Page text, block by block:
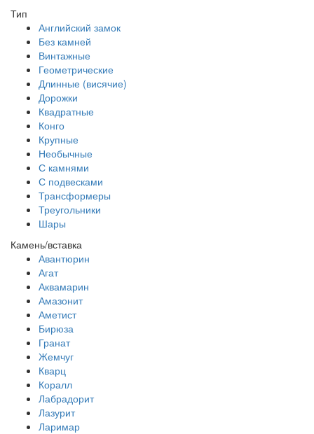
Тип
Английский замок
Без камней
Винтажные
Геометрические
Длинные (висячие)
Дорожки
Квадратные
Конго
Крупные
Необычные
С камнями
С подвесками
Трансформеры
Треугольники
Шары
Камень/вставка
Авантюрин
Агат
Аквамарин
Амазонит
Аметист
Бирюза
Гранат
Жемчуг
Кварц
Коралл
Лабрадорит
Лазурит
Ларимар